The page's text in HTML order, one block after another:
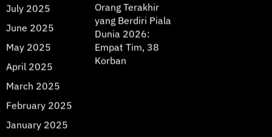
July 2025
June 2025
May 2025
April 2025
March 2025
February 2025
January 2025
Orang Terakhir
yang Berdiri Piala
Dunia 2026:
Empat Tim, 38
Korban